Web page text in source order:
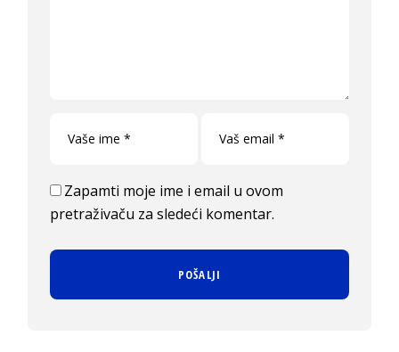
Zapamti moje ime i email u ovom
pretraživaču za sledeći komentar.